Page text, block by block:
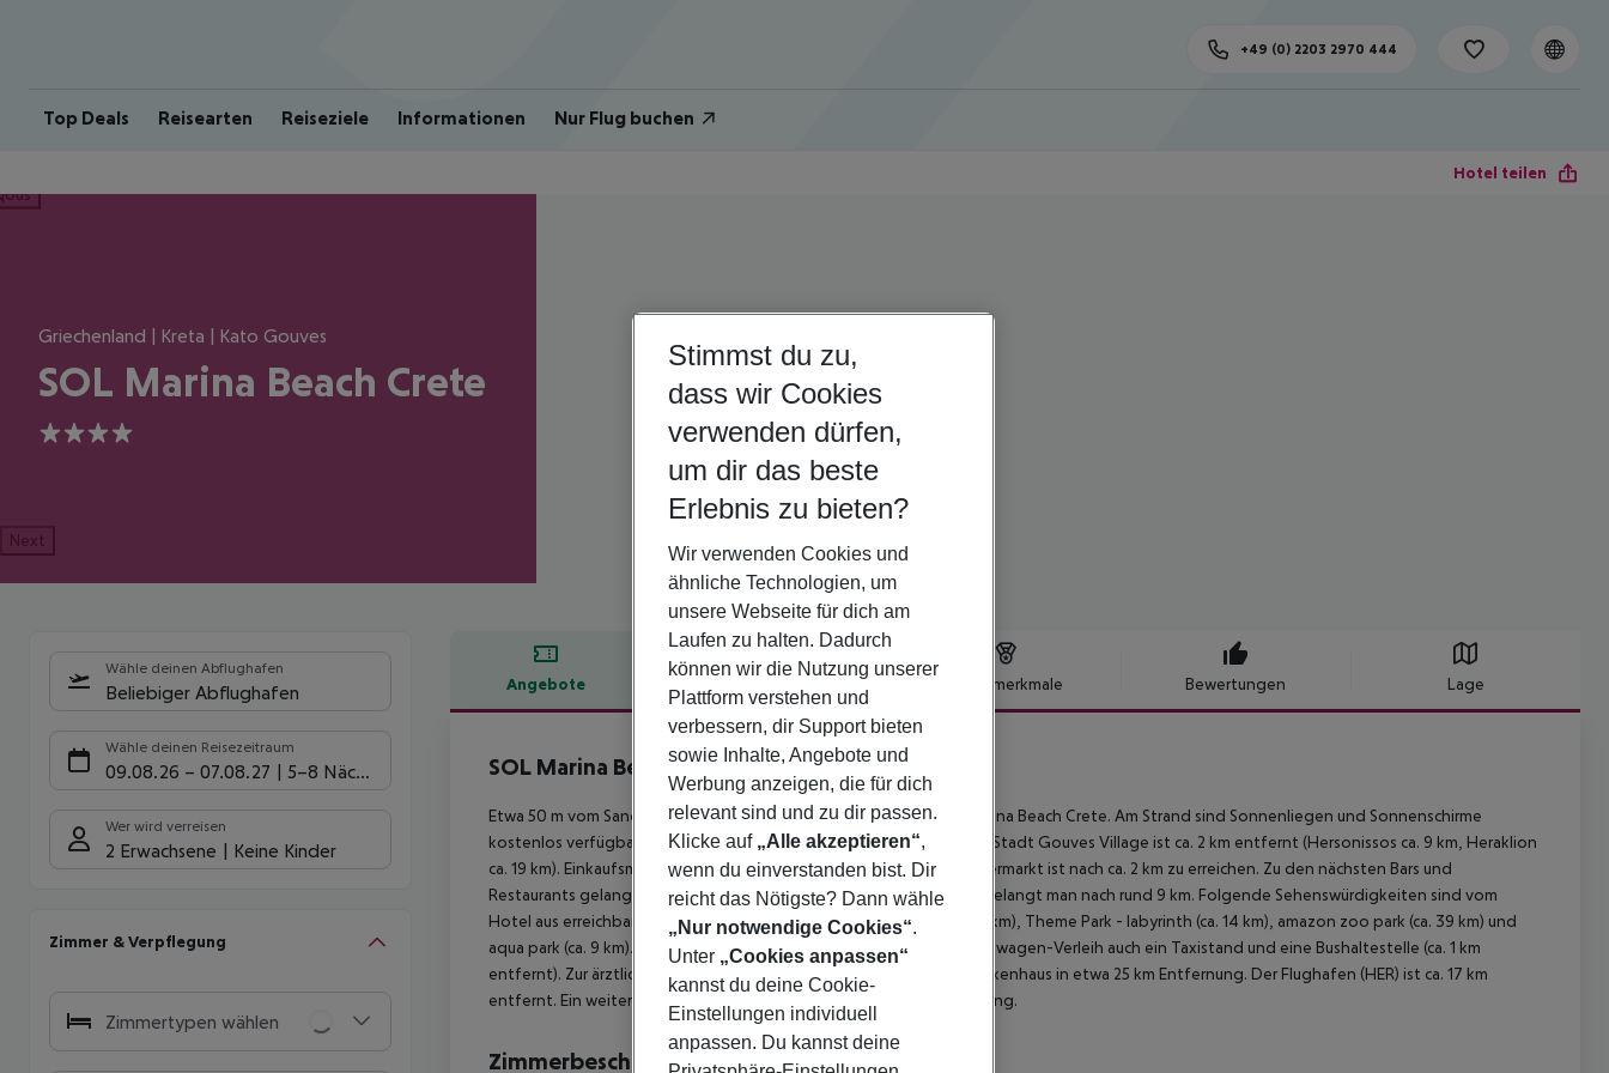
Top Deals Reisearten Reiseziele Informationen Nur Flug buchen
+49 (0) 2203 2970 444
Hotel teilen
Griechenland | Kreta | Kato Gouves
SOL Marina Beach Crete
4
Next
Wähle deinen Abflughafen
Beliebiger Abflughafen
Wähle deinen Reisezeitraum
09.08.26 – 07.08.27 5-8 Nächte
Wer wird verreisen
2 Erwachsene Keine Kinder
Zimmer & Verpflegung
Zimmertypen wählen
Angebote Hotelmerkmale Bewertungen Lage
Hotelbeschreibung
SOL Marina Beach Crete
4
Etwa 50 m vom Sandstrand entfernt liegt das Hotel Sol by Melia Marina Beach Crete. Am Strand sind Sonnenliegen und Sonnenschirme
kostenlos verfügbar. Zum touristischen Zentrum sind es ca. 2 km. Die Stadt Gouves Village ist ca. 2 km entfernt (Hersonissos ca. 9 km, Heraklion
ca. 19 km). Einkaufsmöglichkeiten liegen ca. 9 km vom Hotel, ein Supermarkt ist nach ca. 2 km zu erreichen. Zu den nächsten Bars und
Restaurants gelangt man nach rund 100 m. Zur nächsten Diskothek gelangt man nach rund 9 km. Folgende Sehenswürdigkeiten sind vom
Hotel aus erreichbar: Creta Aquarium (ca. 2 km), Dynosavria Park (ca. 2 km), Theme Park - labyrinth (ca. 14 km), amazon zoo park (ca. 39 km) und
aqua park (ca. 9 km). Für Mobilität im Urlaub sorgen neben einem Mietwagen-Verleih auch ein Taxistand und eine Bushaltestelle (ca. 1 km
entfernt). Zur ärztlichen Versorgung im Notfall befindet sich ein Krankenhaus in etwa 25 km Entfernung. Der Flughafen (HER) ist ca. 17 km
entfernt. Ein weiterer Flughafen (CHQ) liegt in etwa 163 km Entfernung.
Zimmerbeschreibung
Stimmst du zu,
dass wir Cookies
verwenden dürfen,
um dir das beste
Erlebnis zu bieten?
Wir verwenden Cookies und
ähnliche Technologien, um
unsere Webseite für dich am
Laufen zu halten. Dadurch
können wir die Nutzung unserer
Plattform verstehen und
verbessern, dir Support bieten
sowie Inhalte, Angebote und
Werbung anzeigen, die für dich
relevant sind und zu dir passen.
Klicke auf „Alle akzeptieren“,
wenn du einverstanden bist. Dir
reicht das Nötigste? Dann wähle
„Nur notwendige Cookies“.
Unter „Cookies anpassen“
kannst du deine Cookie-
Einstellungen individuell
anpassen. Du kannst deine